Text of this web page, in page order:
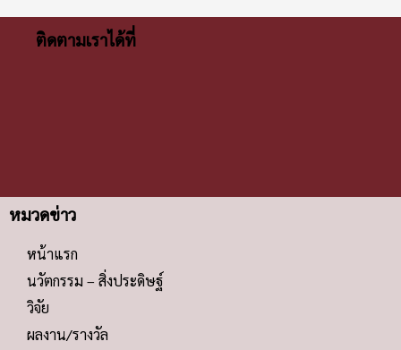
ติดตามเราได้ที่
หมวดข่าว
หน้าแรก
นวัตกรรม – สิ่งประดิษฐ์
วิจัย
ผลงาน/รางวัล